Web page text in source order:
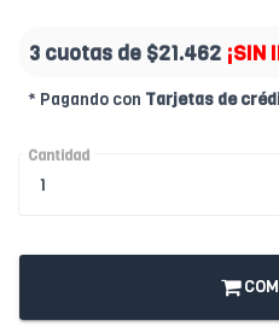
3 cuotas de $21.462 ¡SIN
* Pagando con Tarjetas de
Cantidad